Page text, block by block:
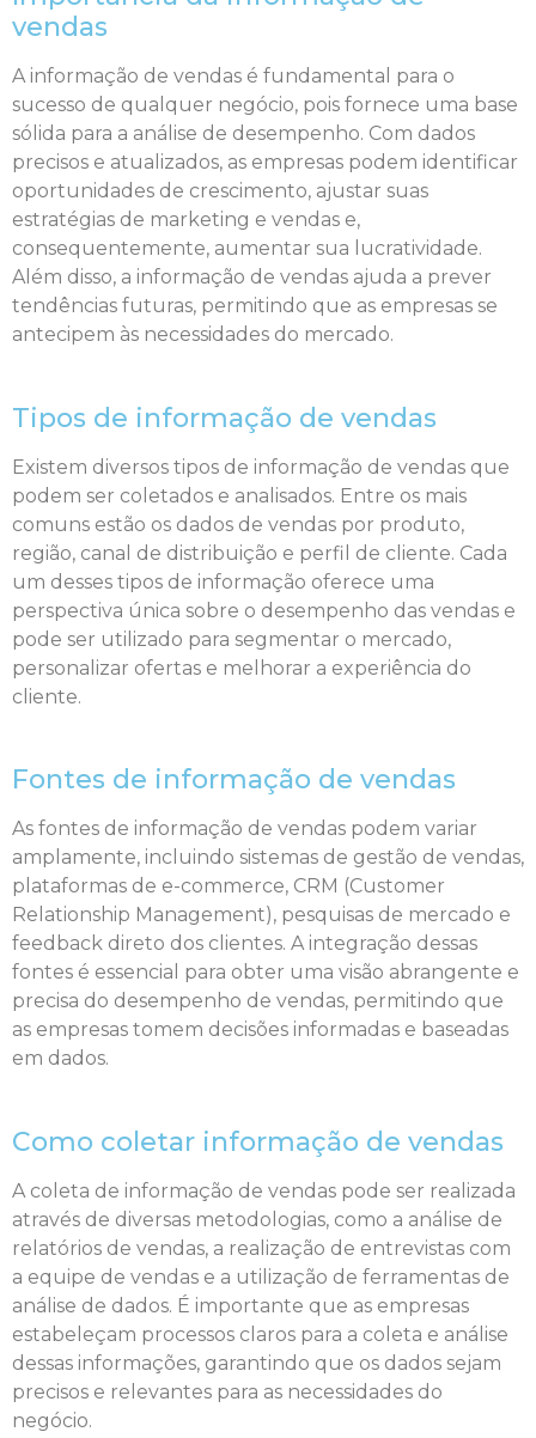
vendas
A informação de vendas é fundamental para o
sucesso de qualquer negócio, pois fornece uma base
sólida para a análise de desempenho. Com dados
precisos e atualizados, as empresas podem identificar
oportunidades de crescimento, ajustar suas
estratégias de marketing e vendas e,
consequentemente, aumentar sua lucratividade.
Além disso, a informação de vendas ajuda a prever
tendências futuras, permitindo que as empresas se
antecipem às necessidades do mercado.
Tipos de informação de vendas
Existem diversos tipos de informação de vendas que
podem ser coletados e analisados. Entre os mais
comuns estão os dados de vendas por produto,
região, canal de distribuição e perfil de cliente. Cada
um desses tipos de informação oferece uma
perspectiva única sobre o desempenho das vendas e
pode ser utilizado para segmentar o mercado,
personalizar ofertas e melhorar a experiência do
cliente.
Fontes de informação de vendas
As fontes de informação de vendas podem variar
amplamente, incluindo sistemas de gestão de vendas,
plataformas de e-commerce, CRM (Customer
Relationship Management), pesquisas de mercado e
feedback direto dos clientes. A integração dessas
fontes é essencial para obter uma visão abrangente e
precisa do desempenho de vendas, permitindo que
as empresas tomem decisões informadas e baseadas
em dados.
Como coletar informação de vendas
A coleta de informação de vendas pode ser realizada
através de diversas metodologias, como a análise de
relatórios de vendas, a realização de entrevistas com
a equipe de vendas e a utilização de ferramentas de
análise de dados. É importante que as empresas
estabeleçam processos claros para a coleta e análise
dessas informações, garantindo que os dados sejam
precisos e relevantes para as necessidades do
negócio.